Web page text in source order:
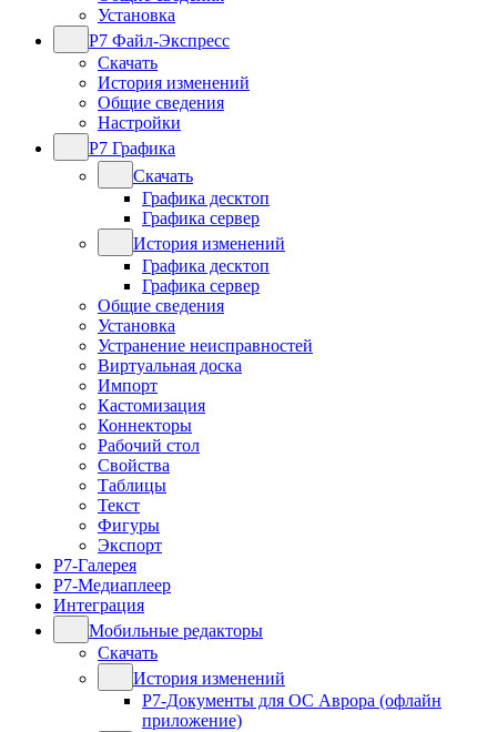
Установка
Р7 Файл-Экспресс
Скачать
История изменений
Общие сведения
Настройки
Р7 Графика
Скачать
Графика десктоп
Графика сервер
История изменений
Графика десктоп
Графика сервер
Общие сведения
Установка
Устранение неисправностей
Виртуальная доска
Импорт
Кастомизация
Коннекторы
Рабочий стол
Свойства
Таблицы
Текст
Фигуры
Экспорт
Р7-Галерея
Р7-Медиаплеер
Интеграция
Мобильные редакторы
Скачать
История изменений
Р7-Документы для ОС Аврора (офлайн
приложение)